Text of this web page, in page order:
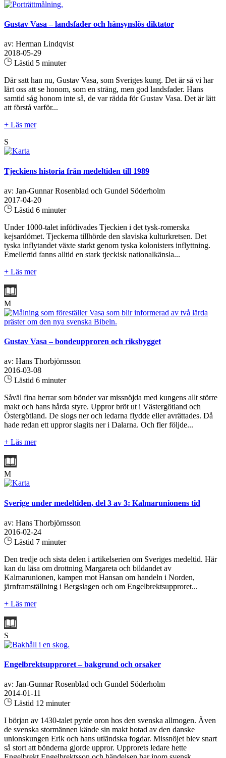
Gustav Vasa – landsfader och hänsynslös diktator
av: Herman Lindqvist
2018-05-29
Lästid 5 minuter
Där satt han nu, Gustav Vasa, som Sveriges kung. Det är så vi har
lärt oss att se honom, som en sträng, men god landsfader. Hans
samtid såg honom inte så, de var rädda för Gustav Vasa. Det är lätt
att förstå varför...
+ Läs mer
S
Tjeckiens historia från medeltiden till 1989
av: Jan-Gunnar Rosenblad och Gundel Söderholm
2017-04-20
Lästid 6 minuter
Under 1000-talet införlivades Tjeckien i det tysk-romerska
kejsardömet. Tjeckerna tillhörde den slaviska kulturkretsen. Det
tyska inflytandet växte starkt genom tyska kolonisters inflyttning.
Emellertid fanns alltid en stark tjeckisk nationalkänsla...
+ Läs mer
M
Gustav Vasa – bondeupproren och riksbygget
av: Hans Thorbjörnsson
2016-03-08
Lästid 6 minuter
Såväl fina herrar som bönder var missnöjda med kungens allt större
makt och hans hårda styre. Uppror bröt ut i Västergötland och
Östergötland. De slogs ner och ledarna flydde eller avrättades. Då
hade redan ett uppror slagits ner i Dalarna. Och fler följde...
+ Läs mer
M
Sverige under medeltiden, del 3 av 3: Kalmarunionens tid
av: Hans Thorbjörnsson
2016-02-24
Lästid 7 minuter
Den tredje och sista delen i artikelserien om Sveriges medeltid. Här
kan du läsa om drottning Margareta och bildandet av
Kalmarunionen, kampen mot Hansan om handeln i Norden,
järnframställning i Bergslagen och om Engelbrektsupproret...
+ Läs mer
S
Engelbrektsupproret – bakgrund och orsaker
av: Jan-Gunnar Rosenblad och Gundel Söderholm
2014-01-11
Lästid 12 minuter
I början av 1430-talet pyrde oron hos den svenska allmogen. Även
de svenska stormännen kände sin makt hotad av den danske
unionskungen Erik och hans utländska fogdar. Missnöjet blev snart
så stort att bönderna gjorde uppror. Upprorets ledare hette